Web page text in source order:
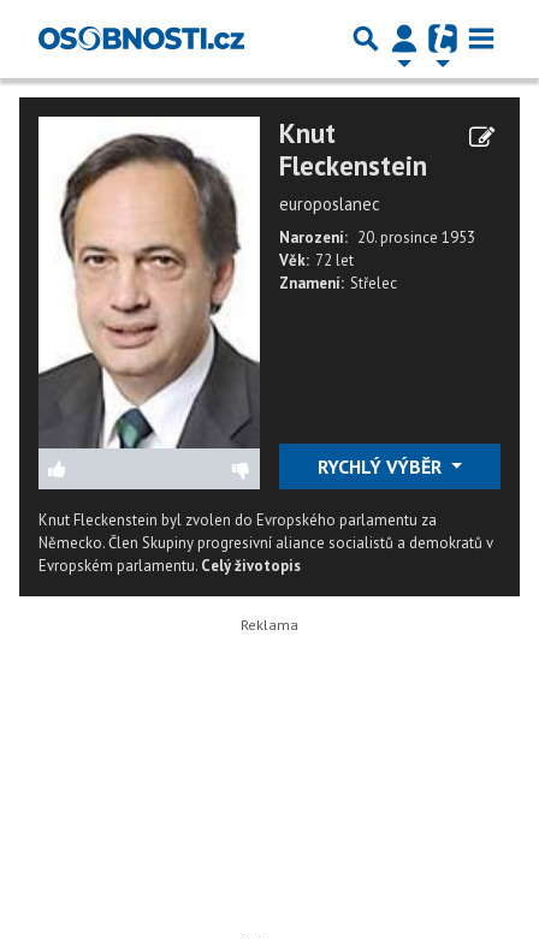
Knut
Fleckenstein
europoslanec
Narození: 20. prosince 1953
Věk: 72 let
Znamení: Střelec
RYCHLÝ VÝBĚR
Knut Fleckenstein byl zvolen do Evropského parlamentu za
Německo. Člen Skupiny progresivní aliance socialistů a demokratů v
Evropském parlamentu. Celý životopis